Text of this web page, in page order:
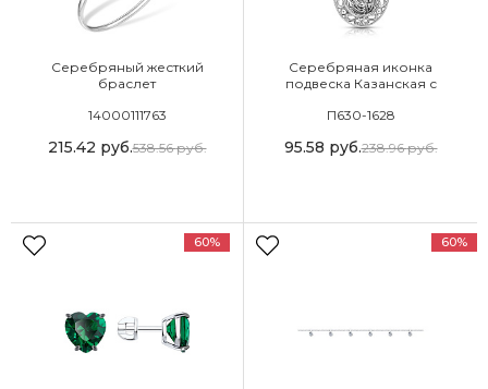
Серебряный жесткий
браслет
14000111763
215.42 руб.538.56руб.
Серебряная иконка
подвеска Казанская с
П630-1628
95.58 руб.238.96руб.
60% 60%